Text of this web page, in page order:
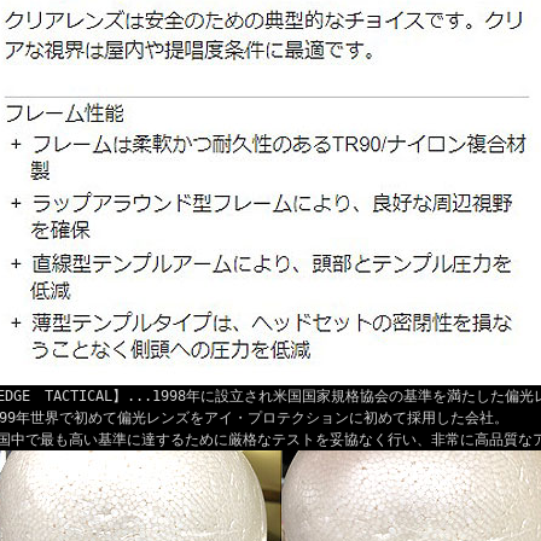
TACTICAL】...1998年に設立され米国国家規格協会の基準を満たした偏光
年世界で初めて偏光レンズをアイ・プロテクションに初めて採用した会社。
中で最も高い基準に達するために厳格なテストを妥協なく行い、非常に高品質な